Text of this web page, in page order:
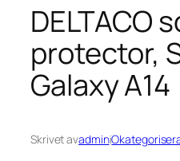
DELTACO
protector,
Galaxy A14
Skrivet avadmini